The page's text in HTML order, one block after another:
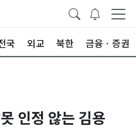
국 외교 북한 금융ㆍ증권
인정 않는 김용